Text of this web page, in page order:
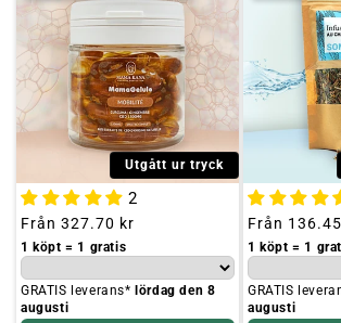
Utgått ur tryck
2
Ordinarie
pris
Från 327.70 kr
1 köpt = 1 gratis
GRATIS leverans*lördag den 8
augusti
Ordinarie
pris
Från
1 köpt = 1
GRATIS
augusti